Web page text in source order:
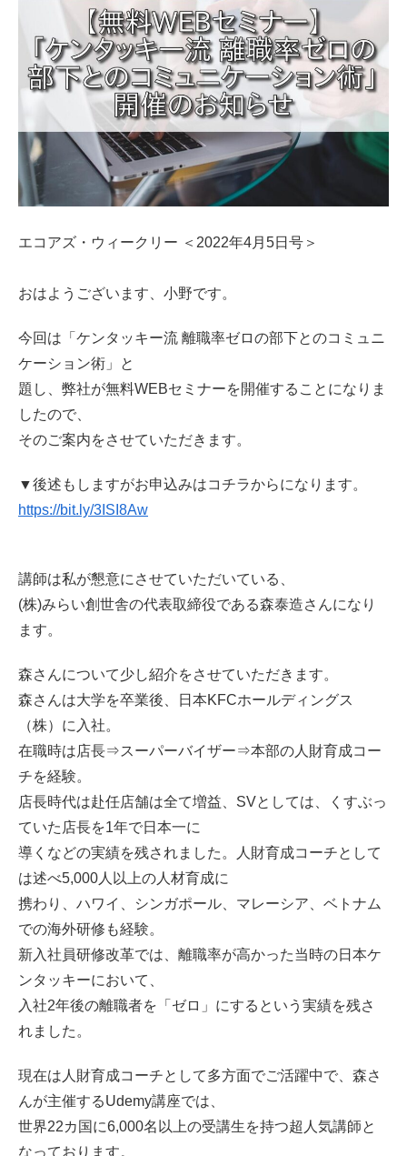
エコアズ・ウィークリー ＜2022年4月5日号＞
おはようございます、小野です。
今回は「ケンタッキー流 離職率ゼロの部下とのコミュニ
ケーション術」と
題し、弊社が無料WEBセミナーを開催することになりま
したので、
そのご案内をさせていただきます。
▼後述もしますがお申込みはコチラからになります。
https://bit.ly/3ISI8Aw
講師は私が懇意にさせていただいている、
(株)みらい創世舎の代表取締役である森泰造さんになり
ます。
森さんについて少し紹介をさせていただきます。
森さんは大学を卒業後、日本KFCホールディングス
（株）に入社。
在職時は店長⇒スーパーバイザー⇒本部の人財育成コー
チを経験。
店長時代は赴任店舗は全て増益、SVとしては、くすぶっ
ていた店長を1年で日本一に
導くなどの実績を残されました。人財育成コーチとして
は述べ5,000人以上の人材育成に
携わり、ハワイ、シンガポール、マレーシア、ベトナム
での海外研修も経験。
新入社員研修改革では、離職率が高かった当時の日本ケ
ンタッキーにおいて、
入社2年後の離職者を「ゼロ」にするという実績を残さ
れました。
現在は人財育成コーチとして多方面でご活躍中で、森さ
んが主催するUdemy講座では、
世界22カ国に6,000名以上の受講生を持つ超人気講師と
なっております。